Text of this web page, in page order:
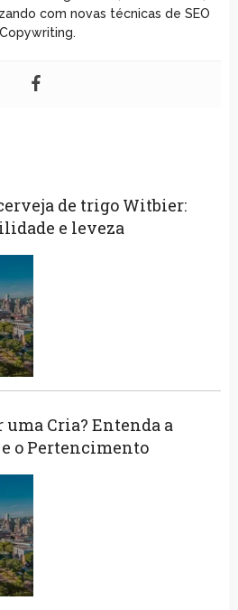
com novas técnicas de SEO
de trigo Witbier:
e leveza
uma Cria? Entenda a
o Pertencimento